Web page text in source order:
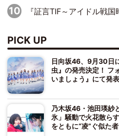
『証言TIF～アイドル戦国時代とはなんだったのか～』第10回：さくら学院・武藤彩未×飯田
PICK UP
日向坂46、9月30日
虫』の発売決定！ フ
いましょう』にて発表
乃木坂46・池田瑛紗
氷」騒動で火花散ら
をともに“凌”ぐ似た